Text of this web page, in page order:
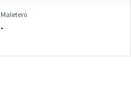
Maletero
-